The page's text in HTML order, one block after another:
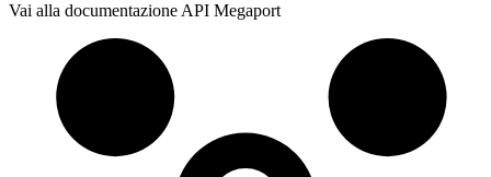
Vai alla documentazione API Megaport